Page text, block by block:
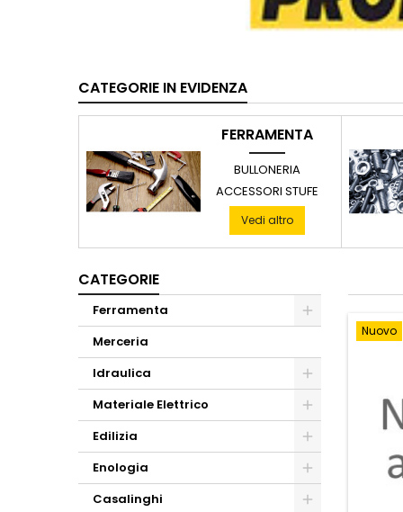
CATEGORIE IN EVIDENZA
FERRAMENTA
BULLONERIA
ACCESSORI STUFE
Vedi altro
CATEGORIE
Ferramenta
Merceria
Idraulica
Materiale Elettrico
Edilizia
Enologia
Casalinghi
Nuovo